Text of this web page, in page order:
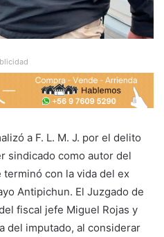
a F. L. M. J. por el delito
sindicado como autor del
terminó con la vida del ex
Antipichun. El Juzgado de
fiscal jefe Miguel Rojas y
del imputado, al considerar